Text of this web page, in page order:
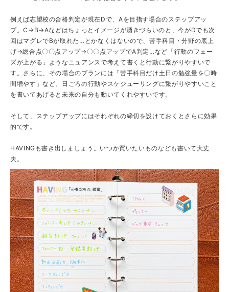
例えば志望校の合格判定が現在Dで、Aを目指す場合のステップアッ
プ。C→B→Aなどはちょっとイメージが湧きづらいのと、今がDでも次
回はマグレでBが取れた…とかなくはないので、苦手科目・分野の底上
げ→総合点〇〇点アップ→〇〇点アップでA判定…など「行動のフェー
ズが上がる」ようなニュアンスで考えて書くと行動に繋がりやすいで
す。さらに、その場合のプランには「苦手科目だけ土日の勉強量を〇時
間増やす」など、日ごろの行動やスケジューリングに繋がりやすいこと
を書いてあげると未来の自分も動いてくれやすいです。
そして、ステップアップにはそれぞれの締切を設けておくとさらに効果
的です。
HAVINGも書き出しましょう。いつか買いたいものなども書いて大丈
夫。